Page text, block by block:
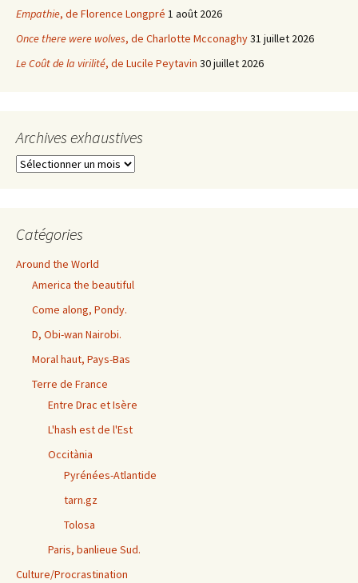
Empathie, de Florence Longpré 1 août 2026
Once there were wolves, de Charlotte Mcconaghy31 juillet 2026
Le Coût de la virilité, de Lucile Peytavin 30 juillet 2026
Archives exhaustives
Archives
Catégories
Around the World
America the beautiful
Come along, Pondy.
D, Obi-wan Nairobi.
Moral haut, Pays-Bas
Terre de France
Entre Drac et Isère
L'hash est de l'Est
Occitània
Pyrénées-Atlantide
tarn.gz
Tolosa
Paris, banlieue Sud.
Culture/Procrastination